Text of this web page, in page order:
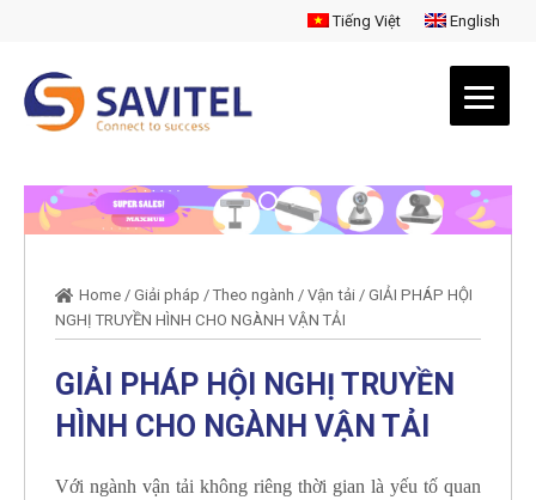
Tiếng Việt English
Home / Giải pháp /Theo ngành / Vận tải / GIẢI PHÁP HỘI
NGHỊ TRUYỀN HÌNH CHO NGÀNH VẬN TẢI
GIẢI PHÁP HỘI NGHỊ TRUYỀN
HÌNH CHO NGÀNH VẬN TẢI
Với ngành vận tải không riêng thời gian là yếu tố quan